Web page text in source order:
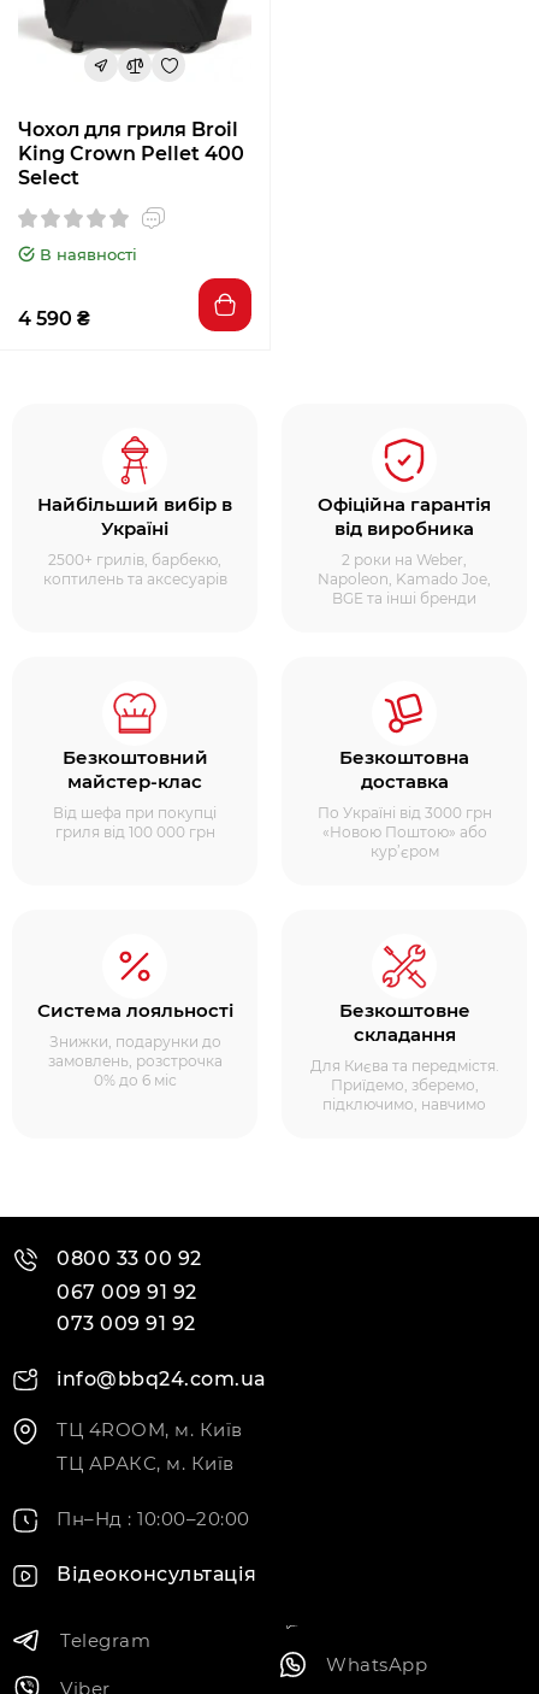
Чохол для гриля Broil
King Crown Pellet 400
Select
В наявності
4 590 ₴
Найбільший вибір в
Україні
2500+ грилів, барбекю,
коптилень та аксесуарів
Офіційна гарантія
від виробника
2 роки на Weber,
Napoleon, Kamado Joe,
BGE та інші бренди
Безкоштовний
майстер-клас
Від шефа при покупці
гриля від 100 000 грн
Безкоштовна
доставка
По Україні від 3000 грн
«Новою Поштою» або
кур’єром
Система лояльності
Знижки, подарунки до
замовлень, розстрочка
0% до 6 міс
Безкоштовне
складання
Для Києва та передмістя.
Приїдемо, зберемо,
підключимо, навчимо
0800 33 00 92
067 009 91 92
073 009 91 92
info@bbq24.com.ua
ТЦ 4ROOM, м. Київ
ТЦ АРАКС, м. Київ
Пн–Нд : 10:00–20:00
Відеоконсультація
Telegram
Viber
WhatsApp